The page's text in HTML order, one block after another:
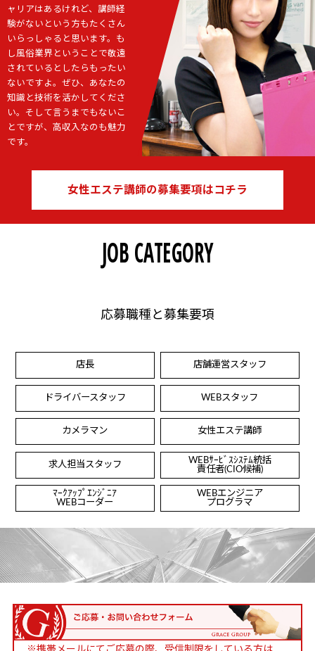
ャリアはあるけれど、講師経
験がないという方もたくさん
いらっしゃると思います。も
し風俗業界ということで敬遠
されているとしたらもったい
ないですよ。ぜひ、あなたの
知識と技術を活かしてくださ
い。そして言うまでもないこ
とですが、高収入なのも魅力
です。
女性エステ講師の募集要項はコチラ
JOB CATEGORY
応募職種と募集要項
店長 店舗運営スタッフ
ドライバースタッフ WEBスタッフ
カメラマン 女性エステ講師
求人担当スタッフ
WEBｻｰﾋﾞｽｼｽﾃﾑ統括
責任者(CIO候補)
ﾏｰｸｱｯﾌﾟｴﾝｼﾞﾆｱ
WEBコーダー
WEBエンジニア
プログラマ